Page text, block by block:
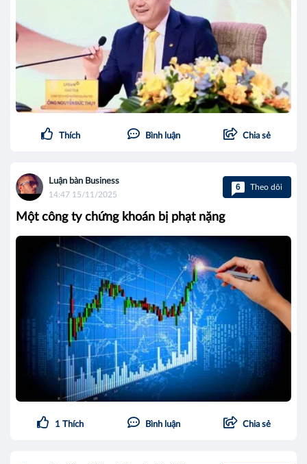
Thích Bình luận Chia sẻ
Luận bàn Business
14:47 15/11/2025
6 Theo dõi
Một công ty chứng khoán bị phạt nặng
1 Thích Bình luận Chia sẻ